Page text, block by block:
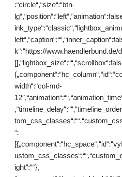
:“circle“,“size“:“btn-
k“:“https://www.haendlerbund.de/
width“:“col-md-
“:
ight“:““},